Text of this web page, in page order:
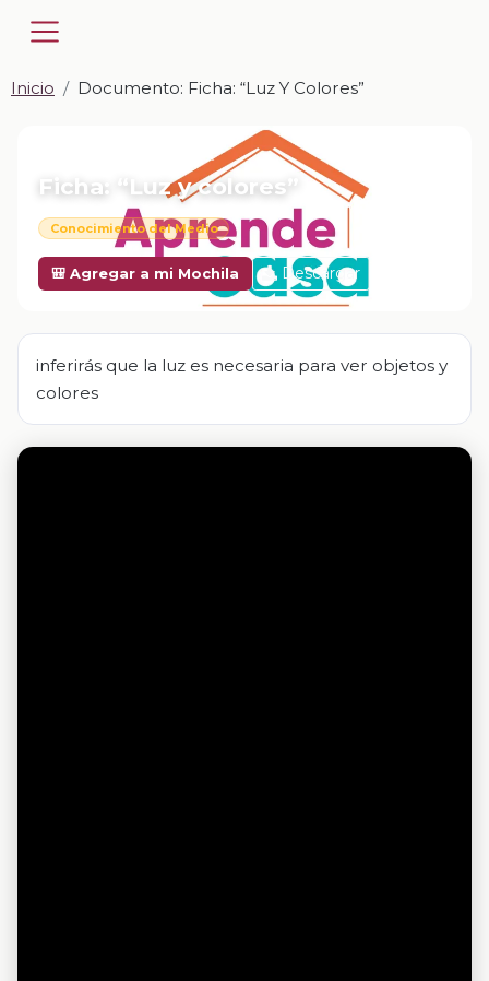
Inicio Documento: Ficha: “Luz Y Colores”
📎 DOCUMENTO · DOCX
Ficha: “Luz y colores”
Conocimiento del Medio
🎒 Agregar a mi Mochila Descargar
inferirás que la luz es necesaria para ver objetos y
colores